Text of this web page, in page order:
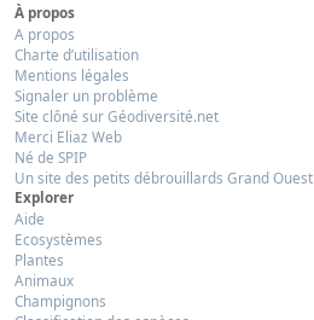
À propos
A propos
Charte d’utilisation
Mentions légales
Signaler un problème
Site clôné sur Géodiversité.net
Merci Eliaz Web
Né de SPIP
Un site des petits débrouillards Grand Ouest
Explorer
Aide
Ecosystèmes
Plantes
Animaux
Champignons